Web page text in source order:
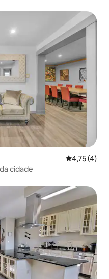
4,75 de
4,75 (4)
cidade
hóspedes